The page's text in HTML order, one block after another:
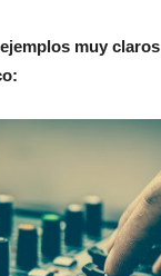
muy claros